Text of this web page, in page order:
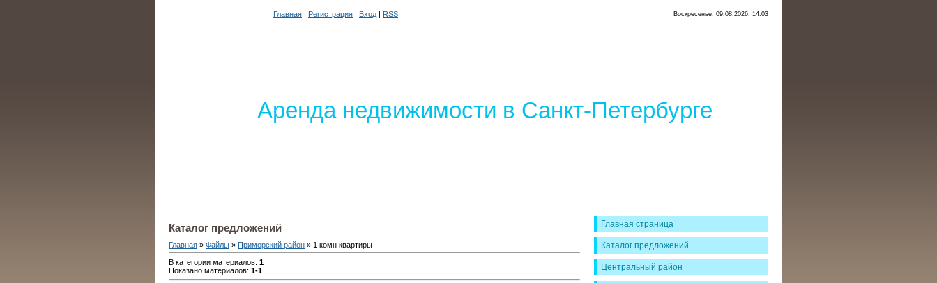
Главная | Регистрация | Вход | RSS Воскресенье, 09.08.2026, 14:03
Аренда недвижимости в Санкт-Петербурге
Каталог предложений
Главная » Файлы » Приморский район » 1 комн квартиры
В категории материалов: 1
Показано материалов: 1-1
Главная страница
Каталог предложений
Центральный район